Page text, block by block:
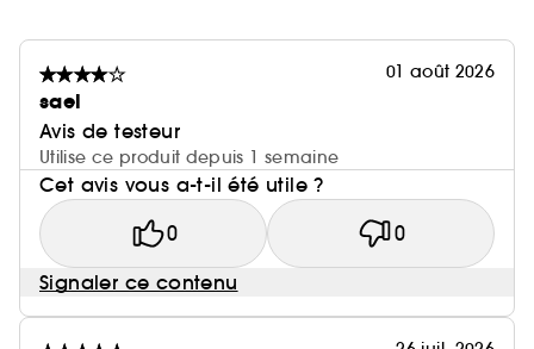
01 août 2026
sael
Avis de testeur
Utilise ce produit depuis 1 semaine
Cet avis vous a-t-il été utile ?
0 0
Signaler ce contenu